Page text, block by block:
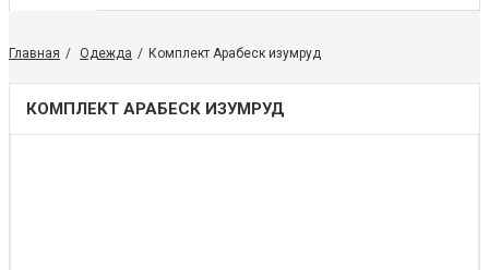
Главная Одежда Комплект Арабеск изумруд
КОМПЛЕКТ АРАБЕСК ИЗУМРУД